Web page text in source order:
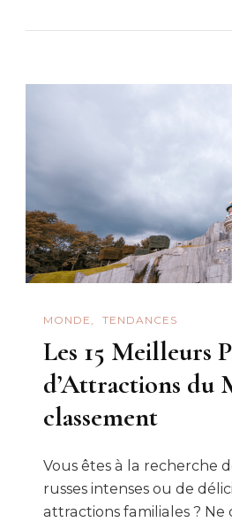
MONDE TENDANCES
Les 15 Meilleurs
d’Attractions du
classement
Vous êtes à la recherche
russes intenses ou de
attractions familiales ? Ne